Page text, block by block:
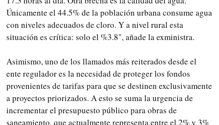
Únicamente el 44.5% de la población urbana consume agua
con niveles adecuados de cloro. Y a nivel rural esta
situación es crítica: solo el %3.8", añade la exministra.
Asimismo, uno de los llamados más reiterados desde el
ente regulador es la necesidad de proteger los fondos
provenientes de tarifas para que se destinen exclusivamente
a proyectos priorizados. A esto se suma la urgencia de
incrementar el presupuesto público para obras de
saneamiento, que actualmente representa entre el 2% y 3%